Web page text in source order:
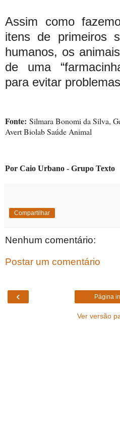
Assim como
itens de primeiros
humanos, os
de uma
para evitar
Fonte: Silmara Bonomi da Silva,
Avert Biolab Saúde Animal
Por Caio Urbano - Grupo Texto
Compartilhar
Nenhum comentário:
Postar um comentário
‹ Página
Ver versão